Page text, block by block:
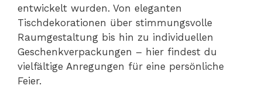
entwickelt wurden. Von eleganten
Tischdekorationen über stimmungsvolle
Raumgestaltung bis hin zu individuellen
Geschenkverpackungen – hier findest du
vielfältige Anregungen für eine persönliche
Feier.